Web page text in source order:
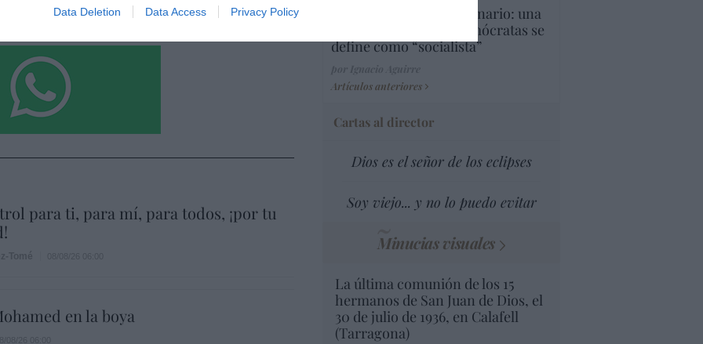
Data Deletion Data Access Privacy Policy
para ti, para mí, para todos, ¡por tu
en la boya
EEUU. Inquietante escenario: una
tercera parte de los demócratas se
define como “socialista”
Artículos anteriores
Cartas al director
Dios es el señor de los eclipses
Soy viejo... y no lo puedo evitar
Minucias visuales
La última comunión de los 15
hermanos de San Juan de Dios, el
30 de julio de 1936, en Calafell
(Tarragona)